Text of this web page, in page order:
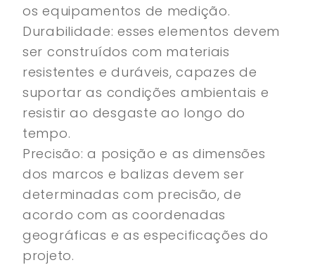
os equipamentos de medição.
Durabilidade: esses elementos devem
ser construídos com materiais
resistentes e duráveis, capazes de
suportar as condições ambientais e
resistir ao desgaste ao longo do
tempo.
Precisão: a posição e as dimensões
dos marcos e balizas devem ser
determinadas com precisão, de
acordo com as coordenadas
geográficas e as especificações do
projeto.